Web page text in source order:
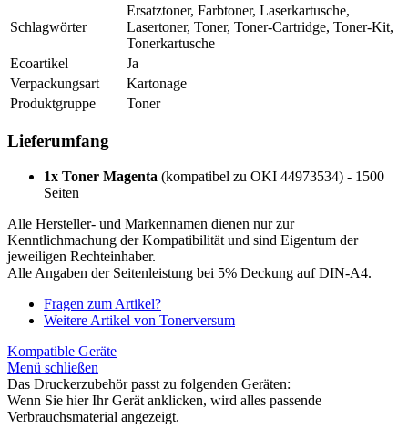
Schlagwörter
Ersatztoner, Farbtoner, Laserkartusche,
Lasertoner, Toner, Toner-Cartridge, Toner-Kit,
Tonerkartusche
Ecoartikel
Ja
Verpackungsart
Kartonage
Produktgruppe
Toner
Lieferumfang
1x Toner Magenta (kompatibel zu OKI 44973534) - 1500
Seiten
Alle Hersteller- und Markennamen dienen nur zur
Kenntlichmachung der Kompatibilität und sind Eigentum der
jeweiligen Rechteinhaber.
Alle Angaben der Seitenleistung bei 5% Deckung auf DIN-A4.
Fragen zum Artikel?
Weitere Artikel von Tonerversum
Kompatible Geräte
Menü schließen
Das Druckerzubehör passt zu folgenden Geräten:
Wenn Sie hier Ihr Gerät anklicken, wird alles passende
Verbrauchsmaterial angezeigt.